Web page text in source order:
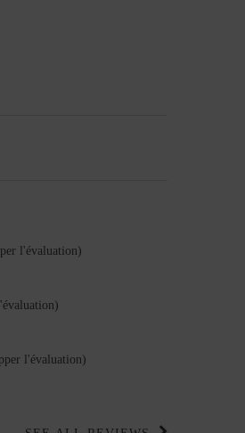
l'évaluation)
l'évaluation)